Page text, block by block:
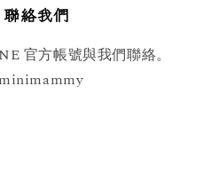
絡我們
官方帳號與我們聯絡。